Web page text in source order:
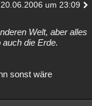
20.06.2006 um 23:09
Welt, aber alles
die Erde.
sonst wäre